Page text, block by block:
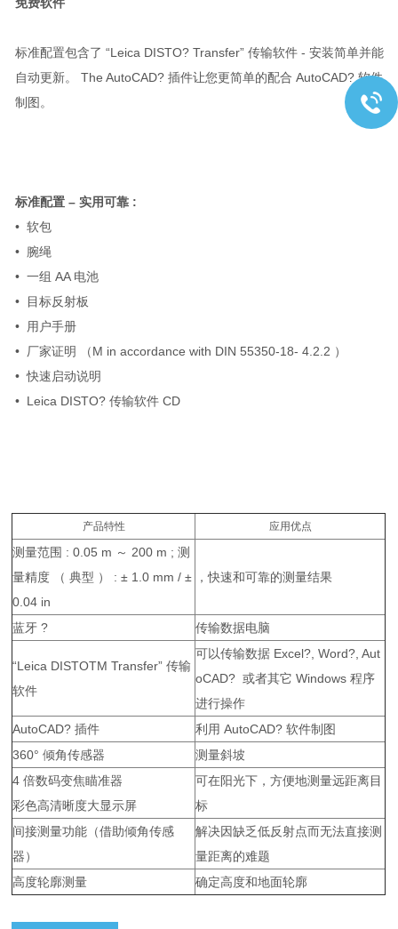
标准配置包含了 “Leica DISTO? Transfer” 传输软件 - 安装简单并能
自动更新。 The AutoCAD? 插件让您更简单的配合 AutoCAD? 软件
制图。
标准配置–实用可靠 :
• 软包
• 腕绳
• 一组 AA 电池
• 目标反射板
• 用户手册
• 厂家证明 （M in accordance with DIN 55350-18- 4.2.2 ）
• 快速启动说明
• Leica DISTO? 传输软件 CD
产品特性 应用优点
测量范围 : 0.05 m ～ 200 m ; 测
量精度 （ 典型 ） : ± 1.0 mm / ±
0.04 in
，快速和可靠的测量结果
蓝牙 ? 传输数据电脑
“Leica DISTOTM Transfer” 传输
软件
可以传输数据 Excel?, Word?, Aut
oCAD? 或者其它 Windows 程序
进行操作
AutoCAD? 插件
利用 AutoCAD? 软件制图
360° 倾角传感器
测量斜坡
4 倍数码变焦瞄准器
彩色高清晰度大显示屏
可在阳光下，方便地测量远距离目
标
间接测量功能（借助倾角传感
器）
解决因缺乏低反射点而无法直接测
量距离的难题
高度轮廓测量
确定高度和地面轮廓